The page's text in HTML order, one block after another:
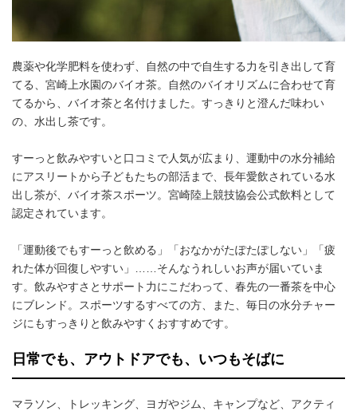
農薬や化学肥料を使わず、自然の中で自生する力を引き出して育
てる、宮崎上水園のバイオ茶。自然のバイオリズムに合わせて育
てるから、バイオ茶と名付けました。すっきりと澄んだ味わい
の、水出し茶です。
すーっと飲みやすいと口コミで人気が広まり、運動中の水分補給
にアスリートから子どもたちの部活まで、長年愛飲されている水
出し茶が、バイオ茶スポーツ。宮崎陸上競技協会公式飲料として
認定されています。
「運動後でもすーっと飲める」「おなかがたぽたぽしない」「疲
れた体が回復しやすい」……そんなうれしいお声が届いていま
す。飲みやすさとサポート力にこだわって、春先の一番茶を中心
にブレンド。スポーツするすべての方、また、毎日の水分チャー
ジにもすっきりと飲みやすくおすすめです。
日常でも、アウトドアでも、いつもそばに
マラソン、トレッキング、ヨガやジム、キャンプなど、アクティ